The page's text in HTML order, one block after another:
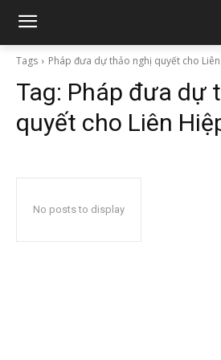
Tags Pháp đưa dự thảo nghị quyết cho
Tag: Pháp đưa dự
quyết cho Liên
No posts to display